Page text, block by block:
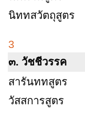
นิททสวัตถุสูตร
3
๓. วัชชีวรรค
สารันททสูตร
วัสสการสูตร